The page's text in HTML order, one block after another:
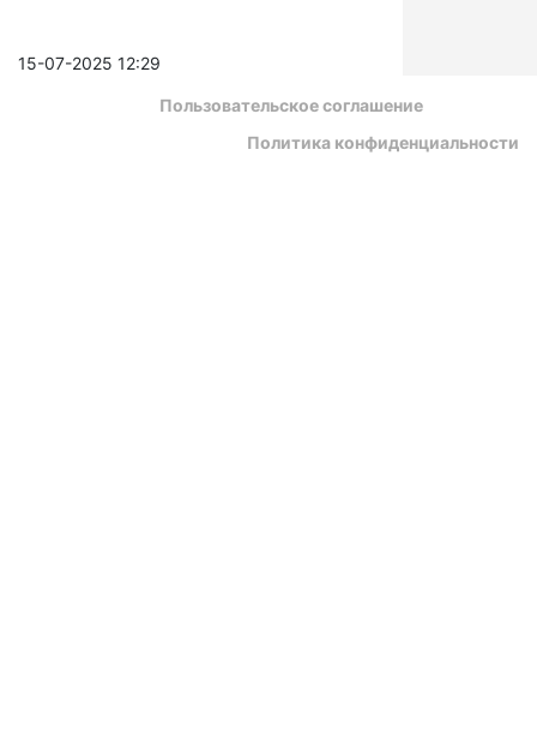
15-07-2025 12:29
Пользовательское соглашение
Политика конфиденциальности